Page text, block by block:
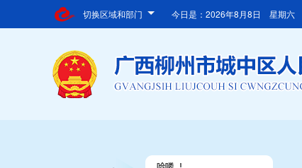
切换区域和部门 今日是： 2026年8月8日 星期六